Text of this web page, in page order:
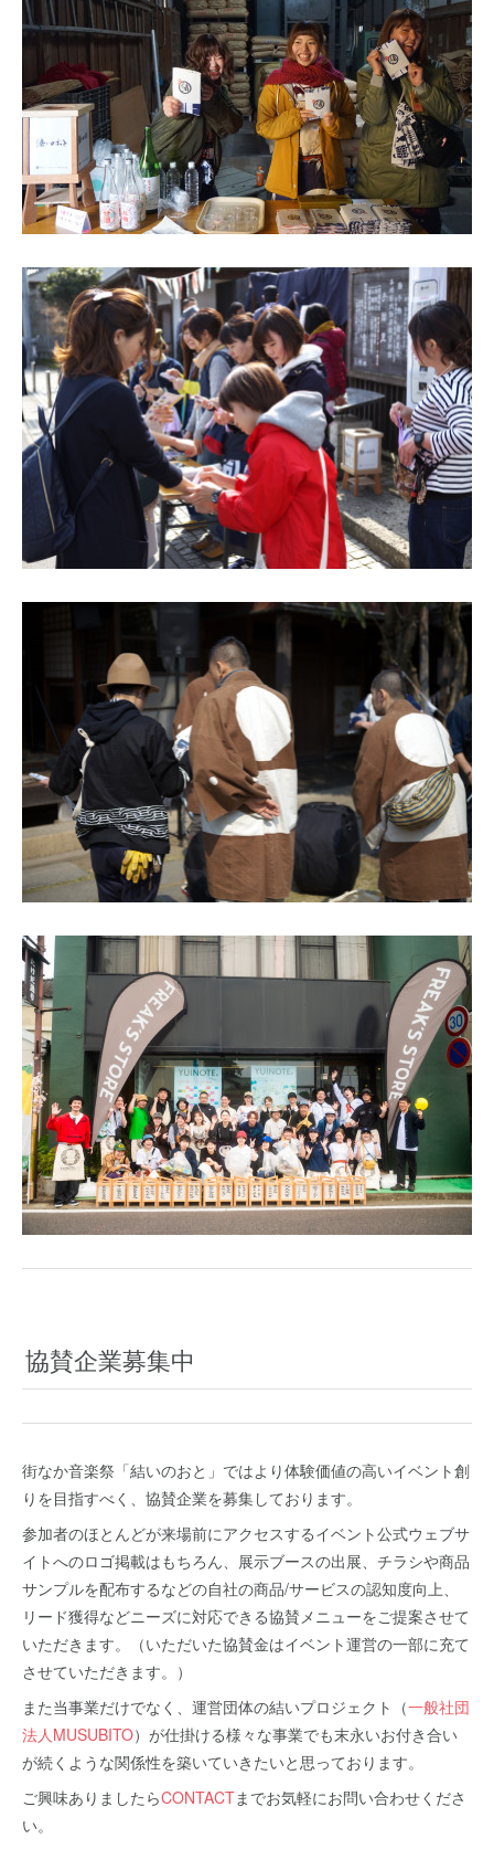
協賛企業募集中
街なか音楽祭「結いのおと」ではより体験価値の高いイベント創
りを目指すべく、協賛企業を募集しております。
参加者のほとんどが来場前にアクセスするイベント公式ウェブサ
イトへのロゴ掲載はもちろん、展示ブースの出展、チラシや商品
サンプルを配布するなどの自社の商品/サービスの認知度向上、
リード獲得などニーズに対応できる協賛メニューをご提案させて
いただきます。（いただいた協賛金はイベント運営の一部に充て
させていただきます。）
また当事業だけでなく、運営団体の結いプロジェクト（一般社団
法人MUSUBITO）が仕掛ける様々な事業でも末永いお付き合い
が続くような関係性を築いていきたいと思っております。
ご興味ありましたらCONTACTまでお気軽にお問い合わせくださ
い。